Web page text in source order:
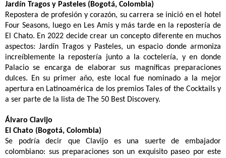
Jardín Tragos y Pasteles (Bogotá, Colombia)
Repostera de profesión y corazón, su carrera se inició en el hotel
Four Seasons, luego en Les Amis y más tarde en la repostería de
El Chato. En 2022 decide crear un concepto diferente en muchos
aspectos: Jardín Tragos y Pasteles, un espacio donde armoniza
increíblemente la repostería junto a la coctelería, y en donde
Palacio se encarga de elaborar sus magníficas preparaciones
dulces. En su primer año, este local fue nominado a la mejor
apertura en Latinoamérica de los premios Tales of the Cocktails y
a ser parte de la lista de The 50 Best Discovery.
Álvaro Clavijo
El Chato (Bogotá, Colombia)
Se podría decir que Clavijo es una suerte de embajador
colombiano: sus preparaciones son un exquisito paseo por este